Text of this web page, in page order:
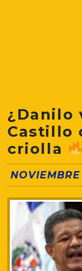
¿Danilo
Castillo
criolla